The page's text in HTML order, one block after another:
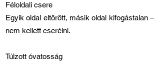
Féloldali csere
Egyik oldal eltörött, másik oldal kifogástalan –
nem kellett cserélni.
Túlzott óvatosság